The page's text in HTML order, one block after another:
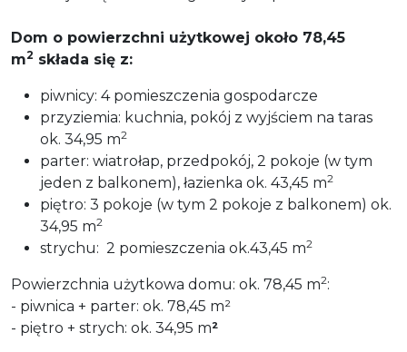
Dom o powierzchni użytkowej około 78,45
m2 składa się z:
piwnicy: 4 pomieszczenia gospodarcze
przyziemia: kuchnia, pokój z wyjściem na taras
ok. 34,95 m2
parter: wiatrołap, przedpokój, 2 pokoje (w tym
jeden z balkonem), łazienka ok. 43,45 m2
piętro: 3 pokoje (w tym 2 pokoje z balkonem) ok.
34,95 m2
strychu: 2 pomieszczenia ok.43,45 m2
Powierzchnia użytkowa domu: ok. 78,45 m2:
- piwnica + parter: ok. 78,45 m²
- piętro + strych: ok. 34,95 m²